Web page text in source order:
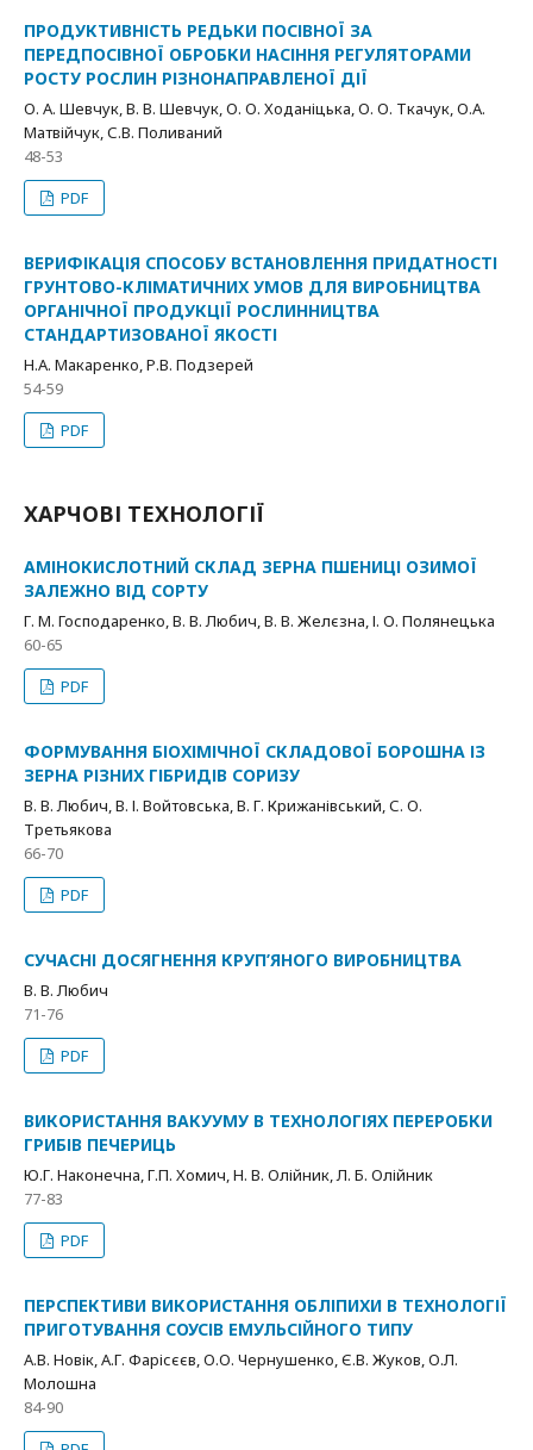
ПРОДУКТИВНІСТЬ РЕДЬКИ ПОСІВНОЇ ЗА
ПЕРЕДПОСІВНОЇ ОБРОБКИ НАСІННЯ РЕГУЛЯТОРАМИ
РОСТУ РОСЛИН РІЗНОНАПРАВЛЕНОЇ ДІЇ
О. А. Шевчук, В. В. Шевчук, О. О. Ходаніцька, О. О. Ткачук, О.А.
Матвійчук, С.В. Поливаний
48-53
PDF
ВЕРИФІКАЦІЯ СПОСОБУ ВСТАНОВЛЕННЯ ПРИДАТНОСТІ
ГРУНТОВО-КЛІМАТИЧНИХ УМОВ ДЛЯ ВИРОБНИЦТВА
ОРГАНІЧНОЇ ПРОДУКЦІЇ РОСЛИННИЦТВА
СТАНДАРТИЗОВАНОЇ ЯКОСТІ
Н.А. Макаренко, Р.В. Подзерей
54-59
PDF
ХАРЧОВІ ТЕХНОЛОГІЇ
АМІНОКИСЛОТНИЙ СКЛАД ЗЕРНА ПШЕНИЦІ ОЗИМОЇ
ЗАЛЕЖНО ВІД СОРТУ
Г. М. Господаренко, В. В. Любич, В. В. Желєзна, І. О. Полянецька
60-65
PDF
ФОРМУВАННЯ БІОХІМІЧНОЇ СКЛАДОВОЇ БОРОШНА ІЗ
ЗЕРНА РІЗНИХ ГІБРИДІВ СОРИЗУ
В. В. Любич, В. І. Войтовська, В. Г. Крижанівський, С. О.
Третьякова
66-70
PDF
СУЧАСНІ ДОСЯГНЕННЯ КРУП’ЯНОГО ВИРОБНИЦТВА
В. В. Любич
71-76
PDF
ВИКОРИСТАННЯ ВАКУУМУ В ТЕХНОЛОГІЯХ ПЕРЕРОБКИ
ГРИБІВ ПЕЧЕРИЦЬ
Ю.Г. Наконечна, Г.П. Хомич, Н. В. Олійник, Л. Б. Олійник
77-83
PDF
ПЕРСПЕКТИВИ ВИКОРИСТАННЯ ОБЛІПИХИ В ТЕХНОЛОГІЇ
ПРИГОТУВАННЯ СОУСІВ ЕМУЛЬСІЙНОГО ТИПУ
A.В. Новік, А.Г. Фарісєєв, О.О. Чернушенко, Є.В. Жуков, О.Л.
Молошна
84-90